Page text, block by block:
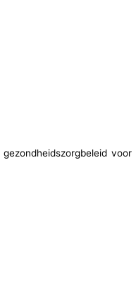
voor